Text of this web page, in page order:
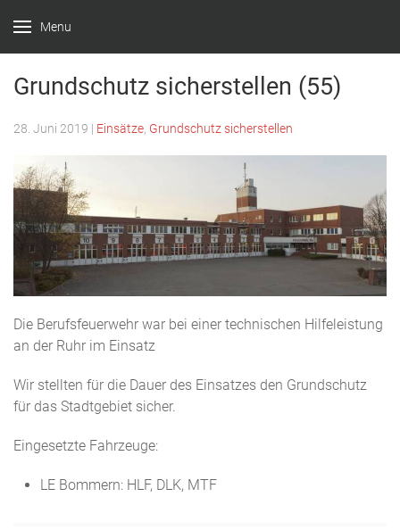
Menu
Witten –
Löscheinheit
Bommern
Grundschutz sicherstellen (55)
28. Juni 2019 | Einsätze Grundschutz sicherstellen
Die Berufsfeuerwehr war bei einer technischen Hilfeleistung
an der Ruhr im Einsatz
Wir stellten für die Dauer des Einsatzes den Grundschutz
für das Stadtgebiet sicher.
Eingesetzte Fahrzeuge:
LE Bommern: HLF, DLK, MTF